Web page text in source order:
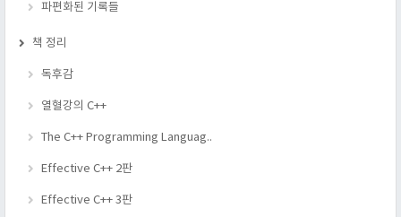
파편화된 기록들
책 정리
독후감
열혈강의 C++
The C++ Programming Languag..
Effective C++ 2판
Effective C++ 3판